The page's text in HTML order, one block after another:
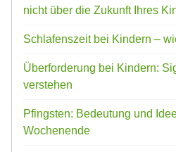
nicht über die Zukunft Ihres
Schlafenszeit bei Kindern –
Überforderung bei Kindern:
verstehen
Pfingsten: Bedeutung und
Wochenende